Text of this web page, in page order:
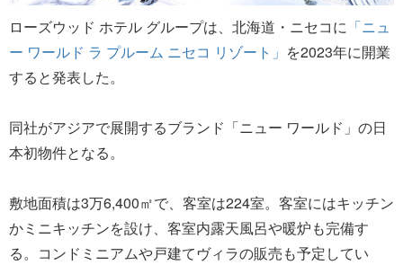
ローズウッド ホテル グループは、北海道・ニセコに 「ニュ
ー ワールド ラ プルーム ニセコ リゾート」 を2023年に開業
すると発表した。
同社がアジアで展開するブランド「ニュー ワールド」の日
本初物件となる。
敷地面積は3万6,400㎡で、客室は224室。客室にはキッチン
かミニキッチンを設け、客室内露天風呂や暖炉も完備す
る。コンドミニアムや戸建てヴィラの販売も予定してい